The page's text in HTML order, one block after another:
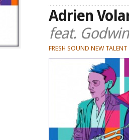
Adrien
feat.
FRESH SOUND NEW TALENT